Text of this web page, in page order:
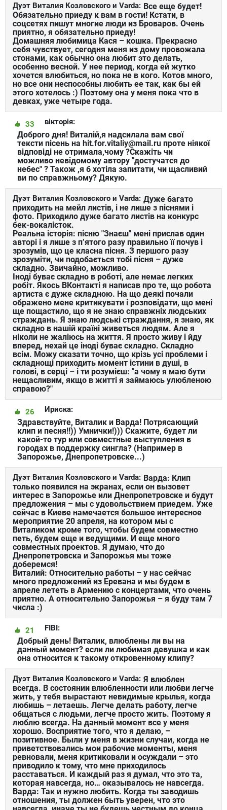
Дуэт Виталия Козловского и Varda: Все еще будет!
Обязательно приеду к вам в гости! Кстати, в
соцсетях пишут многие люди из Броваров. Очень
приятно, я обязательно приеду!
Домашняя любимица Кася – кошка. Прекрасно
себя чувствует, сегодня меня из дому провожала
стонами, как обычно она любит это делать,
особенно весной. У нее период, когда ей жутко
хочется влюбиться, но пока не в кого. Котов много,
но все они неспособны любить ее так, как бы ей
этого хотелось :) Поэтому она у меня пока что в
девках, уже четыре года.
вікторія:
33
Доброго дня! Виталій,я надсилала вам свої
тексти пісень на hit.for.vitaliy@mail.ru проте ніякої
відповіді не отримала,чому ?Скажіть чи
можливо невідомому автору "достучатся до
небес" ? Також ,я б хотіла запитати, чи щасливий
ви по справжньому? Дякую.
Дуэт Виталия Козловского и Varda: Дуже багато
приходить на мейл листів, і не лише з піснями і
фото. Приходило дуже багато листів на конкурс
бек-вокалісток.
Реальна історія: пісню "Знаєш" мені прислав один
авторі і я лише з п’ятого разу правильно її почув і
зрозумів, що це класна пісня. З першого разу
зрозуміти, чи подобається тобі пісня – дуже
складно. Звичайно, можливо.
Іноді буває складно в роботі, але немає легких
робіт. Якось ВКонтакті я написав про те, що робота
артиста є дуже складною. На що деякі почали
ображено мене критикувати і розповідати, що мені
ще пощастило, що я не знаю справжніх людських
страждань. Я знаю людські страждання, я знаю, як
складно в нашій країні живеться людям. Але я
ніколи не жаліюсь на життя. Я просто живу і йду
вперед, нехай це іноді буває складно. Складно
всім. Можу сказати точно, що крізь усі проблеми і
складнощі приходить момент істини в душі, в
голові, в серці – і ти розумієш: "а чому я маю бути
нещасливим, якщо в житті я займаюсь улюбленою
справою?"
Ириска:
26
Здравствуйте, Виталик и Варда! Потрясающий
клип и песня!!)) Умнички!))) Скажите, будет ли
какой-то тур или совместные выступления в
городах в поддержку сингла? (Например в
Запорожье, Днепропетровске...)
Дуэт Виталия Козловского и Varda: Варда: Клип
только появился на экранах, если он вызовет
интерес в Запорожье или Днепропетровске и будут
предложения – мы с удовольствием приедем. Уже
сейчас в Киеве намечается большое интересное
мероприятие 20 апреля, на котором мы с
Виталиком кроме того, чтобы будем совместно
петь, будем еще и ведущими. И еще много
совместных проектов. Я думаю, что до
Днепропетровска и Запорожья мы тоже
доберемся!
Виталий: Относительно работы – у нас сейчас
много предложений из Еревана и мы будем в
апреле лететь в Армению с концертами, что очень
приятно. А относительно Запорожья – я буду там 7
числа :)
FIBI:
21
Добрый день! Виталик, влюблены ли вы на
данный момент? если ли любимая девушка и как
она относится к такому откровенному клипу?
Дуэт Виталия Козловского и Varda: Я влюблен
всегда. В состоянии влюбленности или любви легче
жить, у тебя вырастают невидимые крылья, когда
любишь – летаешь. Легче делать работу, легче
общаться с людьми, легче просто жить. Поэтому я
люблю всегда. На данный момент все у меня
хорошо. Восприятие того, что я делаю, –
позитивное. Были у меня в жизни случаи, когда не
приветствовались мои рабочие моменты, меня
ревновали, меня критиковали и осуждали – это
приводило к тому, что мне приходилось
расставаться. И каждый раз я думал, что это та,
которая навсегда, но… оказывалось не навсегда.
Варда: Так и нужно любить. Когда ты заводишь
отношения, ты должен быть уверен, что это